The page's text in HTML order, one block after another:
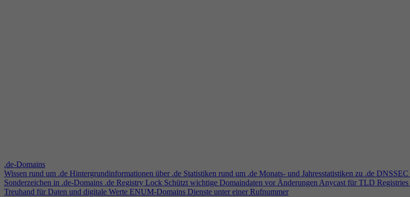
.de-Domains
Wissen rund um .de Hintergrundinformationen über .de Statistiken rund um .de Monats- und Jahresstatistiken zu .de DNSSEC
Sonderzeichen in .de-Domains .de Registry Lock Schützt wichtige Domaindaten vor ÄnderungenAnycast für TLD Registries
Treuhand für Daten und digitale Werte ENUM-Domains Dienste unter einer Rufnummer